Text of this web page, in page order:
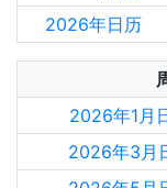
2026年日历
2026年1月
2026年3月